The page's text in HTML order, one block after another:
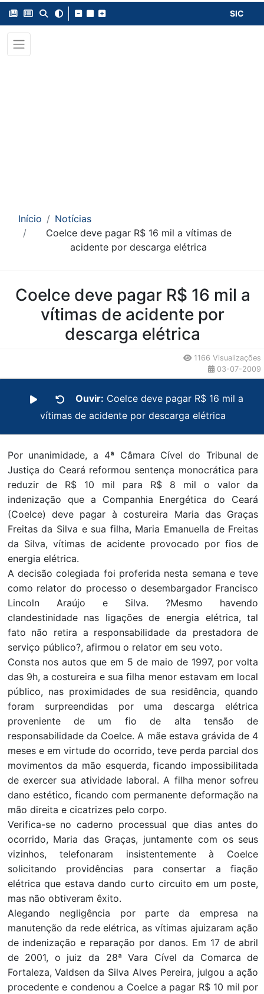
SIC
Início
Notícias
Coelce deve pagar R$ 16 mil a vítimas de
acidente por descarga elétrica
da Notícia
Coelce deve pagar R$ 16 mil a
vítimas de acidente por
descarga elétrica
1166 Visualizações
03-07-2009
Ouvir: Coelce deve pagar R$ 16 mil a
vítimas de acidente por descarga elétrica
Por unanimidade, a 4ª Câmara Cível do Tribunal de
Justiça do Ceará reformou sentença monocrática para
reduzir de R$ 10 mil para R$ 8 mil o valor da
indenização que a Companhia Energética do Ceará
(Coelce) deve pagar à costureira Maria das Graças
Freitas da Silva e sua filha, Maria Emanuella de Freitas
da Silva, vítimas de acidente provocado por fios de
energia elétrica.
A decisão colegiada foi proferida nesta semana e teve
como relator do processo o desembargador Francisco
Lincoln Araújo e Silva. ?Mesmo havendo
clandestinidade nas ligações de energia elétrica, tal
fato não retira a responsabilidade da prestadora de
serviço público?, afirmou o relator em seu voto.
Consta nos autos que em 5 de maio de 1997, por volta
das 9h, a costureira e sua filha menor estavam em local
público, nas proximidades de sua residência, quando
foram surpreendidas por uma descarga elétrica
proveniente de um fio de alta tensão de
responsabilidade da Coelce. A mãe estava grávida de 4
meses e em virtude do ocorrido, teve perda parcial dos
movimentos da mão esquerda, ficando impossibilitada
de exercer sua atividade laboral. A filha menor sofreu
dano estético, ficando com permanente deformação na
mão direita e cicatrizes pelo corpo.
Verifica-se no caderno processual que dias antes do
ocorrido, Maria das Graças, juntamente com os seus
vizinhos, telefonaram insistentemente à Coelce
solicitando providências para consertar a fiação
elétrica que estava dando curto circuito em um poste,
mas não obtiveram êxito.
Alegando negligência por parte da empresa na
manutenção da rede elétrica, as vítimas ajuizaram ação
de indenização e reparação por danos. Em 17 de abril
de 2001, o juiz da 28ª Vara Cível da Comarca de
Fortaleza, Valdsen da Silva Alves Pereira, julgou a ação
procedente e condenou a Coelce a pagar R$ 10 mil por